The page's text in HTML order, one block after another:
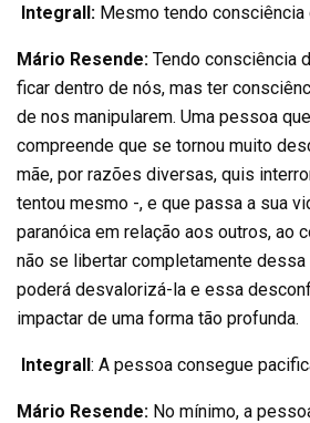
Integrall: Mesmo tendo consciência
Mário Resende: Tendo consciência
ficar dentro de nós, mas ter
de nos manipularem. Uma pessoa
compreende que se tornou muito
mãe, por razões diversas, quis
tentou mesmo -, e que passa a sua
paranóica em relação aos outros, ao
não se libertar completamente dessa
poderá desvalorizá-la e essa
impactar de uma forma tão profunda.
Integrall: A pessoa consegue
Mário Resende: No mínimo, a